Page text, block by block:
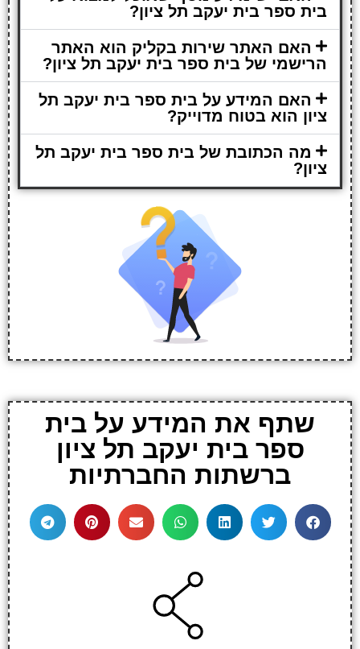
בית ספר בית יעקב תל ציון?
האם האתר שירות בקליק הוא האתר
הרישמי של בית ספר בית יעקב תל ציון?
האם המידע על בית ספר בית יעקב תל
ציון הוא בטוח מדוייק?
מה הכתובת של בית ספר בית יעקב תל
ציון?
שתף את המידע על בית
ספר בית יעקב תל ציון
ברשתות החברתיות